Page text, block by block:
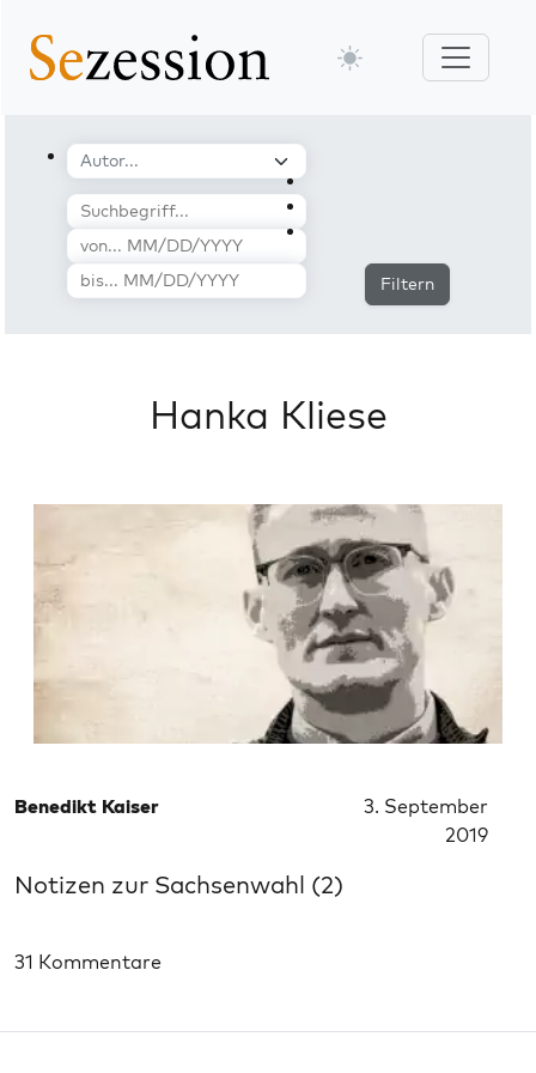
Filtern
Hanka Kliese
Benedikt Kaiser
3. September
2019
Notizen zur Sachsenwahl (2)
31 Kommentare